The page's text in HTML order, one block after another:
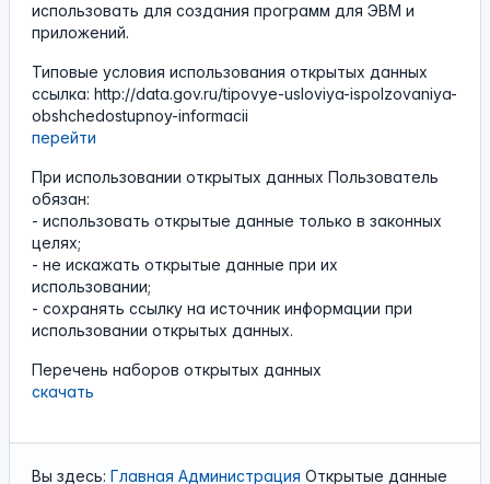
использовать для создания программ для ЭВМ и
приложений.
Типовые условия использования открытых данных
ссылка: http://data.gov.ru/tipovye-usloviya-ispolzovaniya-
obshchedostupnoy-informacii
перейти
При использовании открытых данных Пользователь
обязан:
- использовать открытые данные только в законных
целях;
- не искажать открытые данные при их
использовании;
- сохранять ссылку на источник информации при
использовании открытых данных.
Перечень наборов открытых данных
скачать
Вы здесь: Главная Администрация Открытые данные